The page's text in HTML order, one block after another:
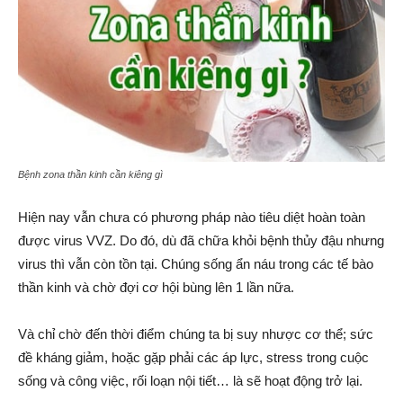
Bệnh zona thần kinh cần kiêng gì
Hiện nay vẫn chưa có phương pháp nào tiêu diệt hoàn toàn
được virus VVZ. Do đó, dù đã chữa khỏi bệnh thủy đậu nhưng
virus thì vẫn còn tồn tại. Chúng sống ẩn náu trong các tế bào
thần kinh và chờ đợi cơ hội bùng lên 1 lần nữa.
Và chỉ chờ đến thời điểm chúng ta bị suy nhược cơ thể; sức
đề kháng giảm, hoặc gặp phải các áp lực, stress trong cuộc
sống và công việc, rối loạn nội tiết… là sẽ hoạt động trở lại.